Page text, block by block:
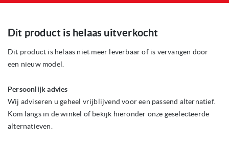
naar
begin
van
Dit product is helaas uitverkocht
Dit product is helaas niet meer leverbaar of is vervangen door
een nieuw model.
Persoonlijk advies
Wij adviseren u geheel vrijblijvend voor een passend alternatief.
Kom langs in de winkel of bekijk hieronder onze geselecteerde
alternatieven.